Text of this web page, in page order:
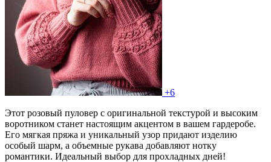
+6
Этот розовый пуловер с оригинальной текстурой и высоким
воротником станет настоящим акцентом в вашем гардеробе.
Его мягкая пряжа и уникальный узор придают изделию
особый шарм, а объемные рукава добавляют нотку
романтики. Идеальный выбор для прохладных дней!